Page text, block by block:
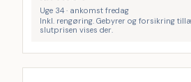
Uge 34 · ankomst fredag
Inkl. rengøring. Gebyrer og forsikring
slutprisen vises der.
Inkl. rengøring